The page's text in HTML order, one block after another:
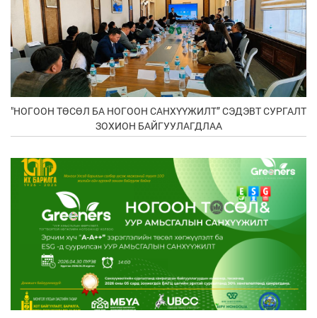
"НОГООН ТӨСӨЛ БА НОГООН САНХҮҮЖИЛТ” СЭДЭВТ СУРГАЛТ
ЗОХИОН БАЙГУУЛАГДЛАА